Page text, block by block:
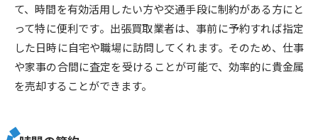
て、時間を有効活用したい方や交通手段に制約がある方にと
って特に便利です。出張買取業者は、事前に予約すれば指定
した日時に自宅や職場に訪問してくれます。そのため、仕事
や家事の合間に査定を受けることが可能で、効率的に貴金属
を売却することができます。